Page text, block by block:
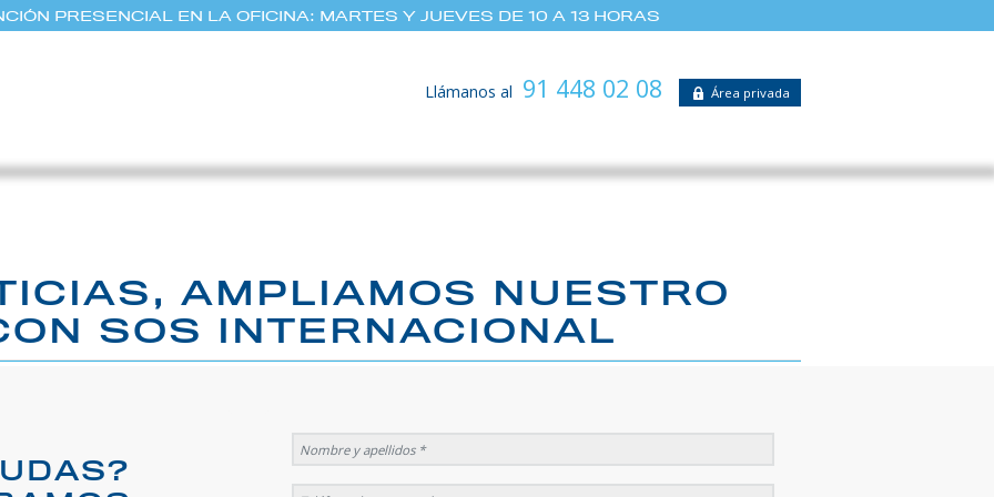
PRESENCIAL EN LA OFICINA: MARTES Y JUEVES DE 10 A 13 HORAS
Llámanos al 91 448 02 08 Área privada
AMPLIAMOS NUESTRO
SOS INTERNACIONAL